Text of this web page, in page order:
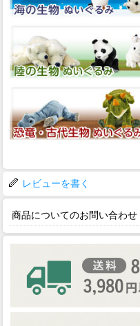
レビューを書く
商品についてのお問い合わせ